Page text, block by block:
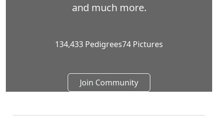
and much more.
134,433 Pedigrees74 Pictures
Join Community